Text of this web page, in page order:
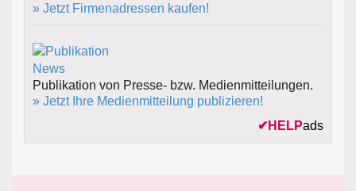
» Jetzt Firmenadressen kaufen!
Publikation von Presse- bzw. Medienmitteilungen.
» Jetzt Ihre Medienmitteilung publizieren!
✔ HELPads